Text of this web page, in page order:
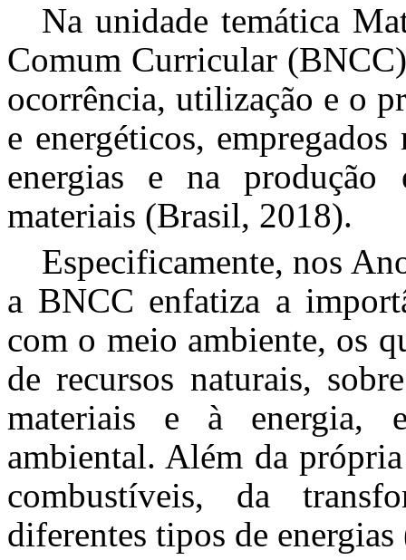
Na unidade temática
Comum Curricular (BNCC)
ocorrência, utilização e o
e energéticos,
energias e na produção
materiais (Brasil, 2018).
Especificamente, nos
a BNCC enfatiza a
com o meio ambiente, os
de recursos naturais,
materiais e à energia,
ambiental. Além da
combustíveis, da
diferentes tipos de